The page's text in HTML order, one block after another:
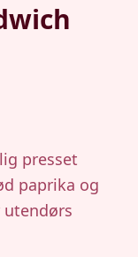
presset
paprika og
utendørs